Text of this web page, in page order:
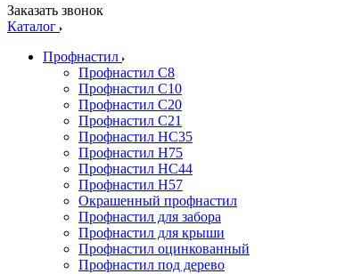
Заказать звонок
Каталог
Профнастил
Профнастил С8
Профнастил С10
Профнастил С20
Профнастил С21
Профнастил НС35
Профнастил Н75
Профнастил HC44
Профнастил Н57
Окрашенный профнастил
Профнастил для забора
Профнастил для крыши
Профнастил оцинкованный
Профнастил под дерево